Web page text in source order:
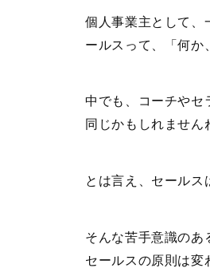
個人事業主として、
ールスって、「何か
中でも、コーチやセ
同じかもしれません
とは言え、セールス
そんな苦手意識のあ
セールスの原則は変